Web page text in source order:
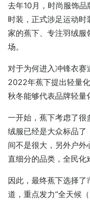
去年10月，时尚服饰
时装，正式涉足运动
家的蕉下、专注羽绒服
场。
对于为何进入冲锋衣赛
2022年蕉下提出轻量
秋冬能够代表品牌轻量
一开始，蕉下考虑了很
绒服已经是大众标品了
间不是很大，另外户
直细分的品类，全民化
因此，最终蕉下选择
道，重点发力“全天候